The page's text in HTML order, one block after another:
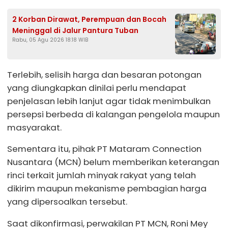
2 Korban Dirawat, Perempuan dan Bocah
Meninggal di Jalur Pantura Tuban
Rabu, 05 Agu 2026 18:18 WIB
Terlebih, selisih harga dan besaran potongan
yang diungkapkan dinilai perlu mendapat
penjelasan lebih lanjut agar tidak menimbulkan
persepsi berbeda di kalangan pengelola maupun
masyarakat.
Sementara itu, pihak PT Mataram Connection
Nusantara (MCN) belum memberikan keterangan
rinci terkait jumlah minyak rakyat yang telah
dikirim maupun mekanisme pembagian harga
yang dipersoalkan tersebut.
Saat dikonfirmasi, perwakilan PT MCN, Roni Mey